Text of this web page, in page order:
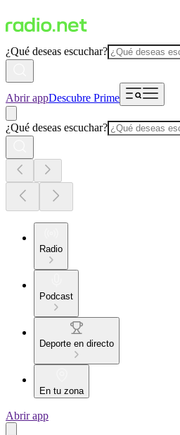
¿Qué deseas escuchar?
Abrir appDescubre Prime
¿Qué deseas escuchar?
Radio
Podcast
Deporte en directo
En tu zona
Abrir app